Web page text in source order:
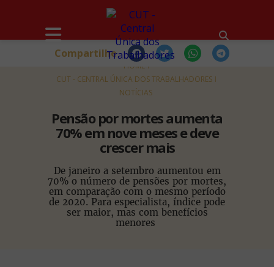
HOME
CUT - CENTRAL ÚNICA DOS TRABALHADORES
NOTÍCIAS
Pensão por mortes aumenta
70% em nove meses e deve
crescer mais
De janeiro a setembro aumentou em
70% o número de pensões por mortes,
em comparação com o mesmo período
de 2020. Para especialista, índice pode
ser maior, mas com benefícios
menores
Compartilhe